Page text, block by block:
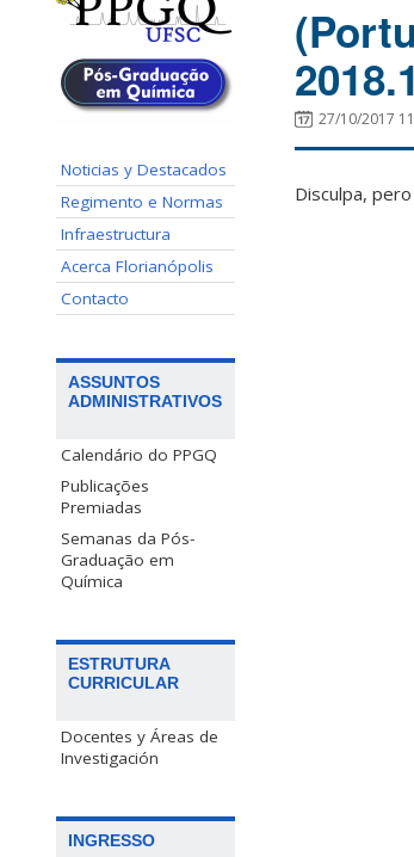
Noticias y Destacados
Regimento e Normas
Infraestructura
Acerca Florianópolis
Contacto
ASSUNTOS
ADMINISTRATIVOS
Calendário do PPGQ
Publicações
Premiadas
Semanas da Pós-
Graduação em
Química
ESTRUTURA
CURRICULAR
Docentes y Áreas de
Investigación
INGRESSO
2018.1
27/10/2017
Disculpa,